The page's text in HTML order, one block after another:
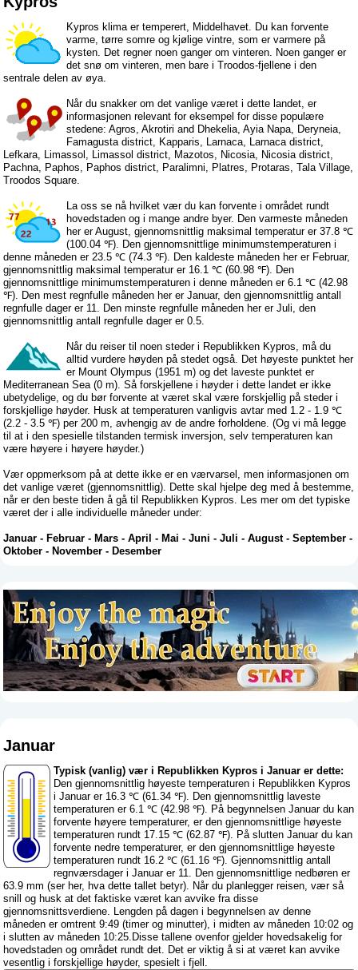
Kypros klima er temperert, Middelhavet. Du kan forvente
varme, tørre somre og kjølige vintre, som er varmere på
kysten. Det regner noen ganger om vinteren. Noen ganger er
det snø om vinteren, men bare i Troodos-fjellene i den
sentrale delen av øya.
Når du snakker om det vanlige været i dette landet, er
informasjonen relevant for eksempel for disse populære
stedene: Agros, Akrotiri and Dhekelia, Ayia Napa, Deryneia,
Famagusta district, Kapparis, Larnaca, Larnaca district,
Lefkara, Limassol, Limassol district, Mazotos, Nicosia, Nicosia district,
Pachna, Paphos, Paphos district, Paralimni, Platres, Protaras, Tala Village,
Troodos Square.
La oss se nå hvilket vær du kan forvente i området rundt
hovedstaden og i mange andre byer. Den varmeste måneden
her er August, gjennomsnittlig maksimal temperatur er 37.8 ℃
(100.04 ℉). Den gjennomsnittlige minimumstemperaturen i
denne måneden er 23.5 ℃ (74.3 ℉). Den kaldeste måneden her er Februar,
gjennomsnittlig maksimal temperatur er 16.1 ℃ (60.98 ℉). Den
gjennomsnittlige minimumstemperaturen i denne måneden er 6.1 ℃ (42.98
℉). Den mest regnfulle måneden her er Januar, den gjennomsnittlig antall
regnfulle dager er 11. Den minste regnfulle måneden her er Juli, den
gjennomsnittlig antall regnfulle dager er 0.5.
Når du reiser til noen steder i Republikken Kypros, må du
alltid vurdere høyden på stedet også. Det høyeste punktet her
er Mount Olympus (1951 m) og det laveste punktet er
Mediterranean Sea (0 m). Så forskjellene i høyder i dette landet er ikke
ubetydelige, og du bør forvente at været skal være forskjellig på steder i
forskjellige høyder. Husk at temperaturen vanligvis avtar med 1.2 - 1.9 ℃
(2.2 - 3.5 ℉) per 200 m, avhengig av de andre forholdene. (Og vi må legge
til at i den spesielle tilstanden termisk inversjon, selv temperaturen kan
være høyere i høyere høyder.)
Vær oppmerksom på at dette ikke er en værvarsel, men informasjonen om
det vanlige været (gjennomsnittlig). Dette skal hjelpe deg med å bestemme,
når er den beste tiden å gå til Republikken Kypros. Les mer om det typiske
været der i alle individuelle måneder under:
Januar -Februar -Mars -April -Mai -Juni -Juli -August-September -
Oktober -November -Desember
Januar
Typisk (vanlig) vær i Republikken Kypros i Januar er dette:
Den gjennomsnittlig høyeste temperaturen i Republikken Kypros
i Januar er 16.3 ℃ (61.34 ℉). Den gjennomsnittlig laveste
temperaturen er 6.1 ℃ (42.98 ℉). På begynnelsen Januar du kan
forvente høyere temperaturer, er den gjennomsnittlige høyeste
temperaturen rundt 17.15 ℃ (62.87 ℉). På slutten Januar du kan
forvente nedre temperaturer, er den gjennomsnittlige høyeste
temperaturen rundt 16.2 ℃ (61.16 ℉). Gjennomsnittlig antall
regnværsdager i Januar er 11. Den gjennomsnittlige nedbøren er
63.9 mm (ser her, hva dette tallet betyr). Når du planlegger reisen, vær så
snill og husk at det faktiske været kan avvike fra disse
gjennomsnittsverdiene. Lengden på dagen i begynnelsen av denne
måneden er omtrent 9:49 (timer og minutter), i midten av måneden 10:02 og
i slutten av måneden 10:25.Disse tallene ovenfor gjelder hovedsakelig for
hovedstaden og området rundt det. Det er viktig å si at været kan avvike
vesentlig i forskjellige høyder, spesielt i fjell.